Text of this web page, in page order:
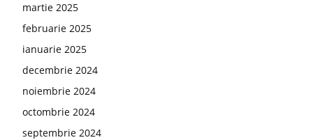
martie 2025
februarie 2025
ianuarie 2025
decembrie 2024
noiembrie 2024
octombrie 2024
septembrie 2024